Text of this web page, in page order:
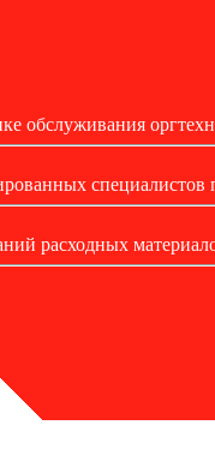
обслуживания
специалистов
расходных